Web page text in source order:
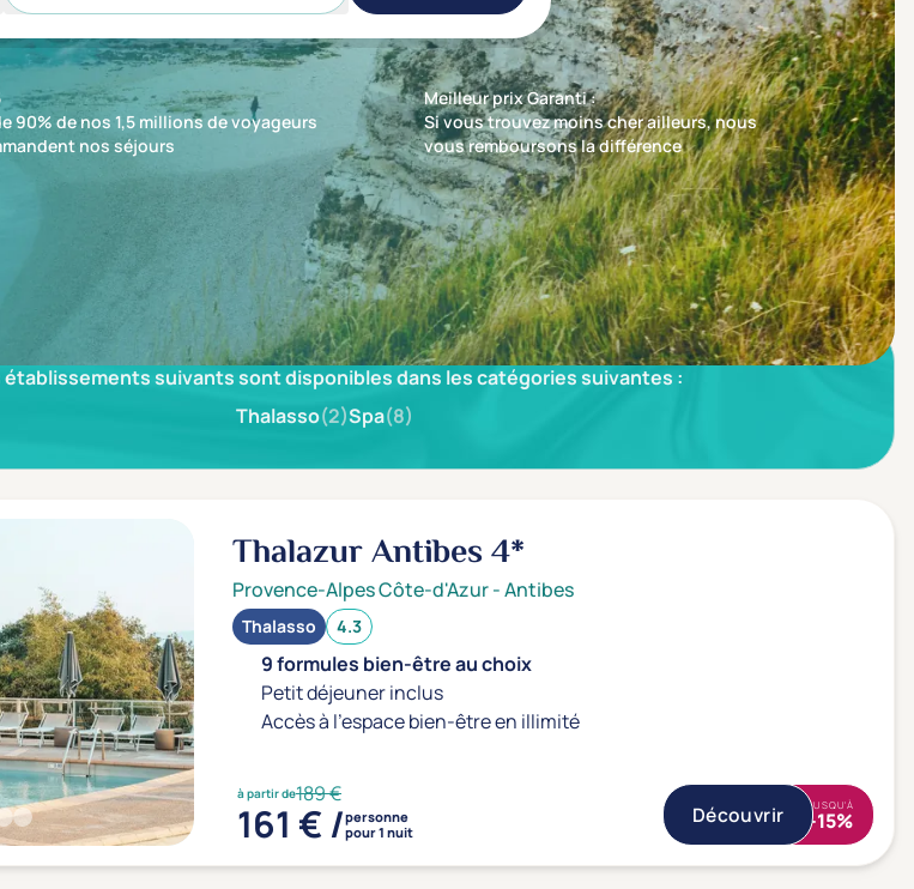
90% de nos 1,5 millions de voyageurs
nos séjours
Meilleur prix Garanti :
Si vous trouvez moins cher ailleurs, nous
vous remboursons la différence
Trier par Nos recommandations en premier
établissements suivants sont disponibles dans les catégories suivantes :
Thalasso(2)Spa(8)
Thalazur Antibes4*
Provence-Alpes Côte-d'Azur-Antibes
Thalasso 4.3
9 formules bien-être au choix
Petit déjeuner inclus
Accès à l'espace bien-être en illimité
à partir de189 €
161 € /personne
pour 1 nuit
Découvrir JUSQU'À
-15%